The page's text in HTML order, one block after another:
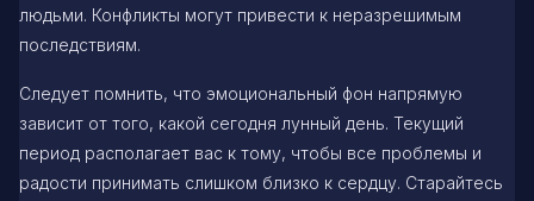
людьми. Конфликты могут привести к неразрешимым
последствиям.
Следует помнить, что эмоциональный фон напрямую
зависит от того, какой сегодня лунный день. Текущий
период располагает вас к тому, чтобы все проблемы и
радости принимать слишком близко к сердцу. Старайтесь